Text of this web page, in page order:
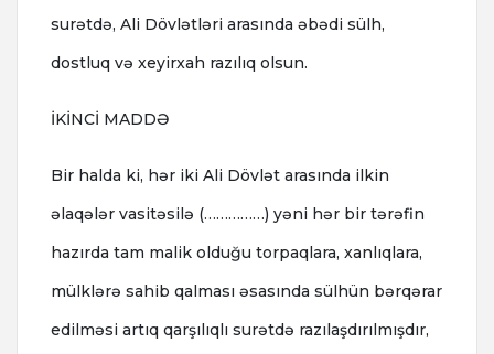
surətdə, Ali Dövlətləri arasında əbədi sülh,
dostluq və xeyirxah razılıq olsun.
İKİNCİ MADDƏ
Bir halda ki, hər iki Ali Dövlət arasında ilkin
əlaqələr vasitəsilə (……………) yəni hər bir tərəfin
hazırda tam malik olduğu torpaqlara, xanlıqlara,
mülklərə sahib qalması əsasında sülhün bərqərar
edilməsi artıq qarşılıqlı surətdə razılaşdırılmışdır,